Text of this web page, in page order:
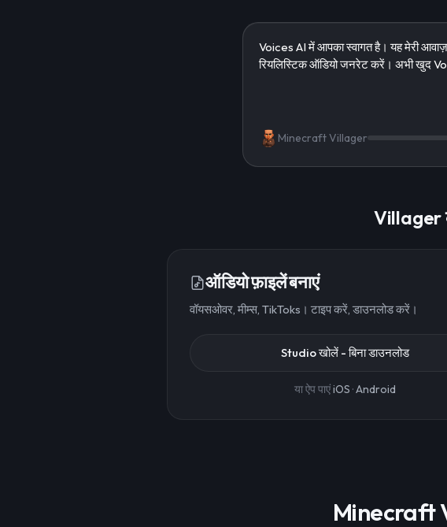
Minecraft Villager
Villager
ऑडियो फ़ाइलें बनाएं
वॉयसओवर, मीम्स, TikToks। टाइप करें, डाउनलोड करें।
Studio खोलें - बिना डाउनलोड
या ऐप पाएंiOS ·Android
Minecraft